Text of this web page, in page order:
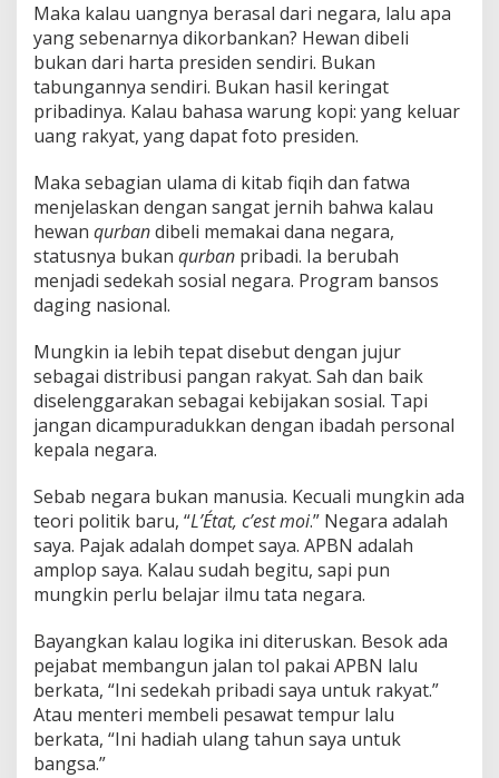
Maka kalau uangnya berasal dari negara, lalu apa
yang sebenarnya dikorbankan? Hewan dibeli
bukan dari harta presiden sendiri. Bukan
tabungannya sendiri. Bukan hasil keringat
pribadinya. Kalau bahasa warung kopi: yang keluar
uang rakyat, yang dapat foto presiden.
Maka sebagian ulama di kitab fiqih dan fatwa
menjelaskan dengan sangat jernih bahwa kalau
hewan qurbandibeli memakai dana negara,
statusnya bukan qurban pribadi. Ia berubah
menjadi sedekah sosial negara. Program bansos
daging nasional.
Mungkin ia lebih tepat disebut dengan jujur
sebagai distribusi pangan rakyat. Sah dan baik
diselenggarakan sebagai kebijakan sosial. Tapi
jangan dicampuradukkan dengan ibadah personal
kepala negara.
Sebab negara bukan manusia. Kecuali mungkin ada
teori politik baru, “L’État, c’est moi.” Negara adalah
saya. Pajak adalah dompet saya. APBN adalah
amplop saya. Kalau sudah begitu, sapi pun
mungkin perlu belajar ilmu tata negara.
Bayangkan kalau logika ini diteruskan. Besok ada
pejabat membangun jalan tol pakai APBN lalu
berkata, “Ini sedekah pribadi saya untuk rakyat.”
Atau menteri membeli pesawat tempur lalu
berkata, “Ini hadiah ulang tahun saya untuk
bangsa.”